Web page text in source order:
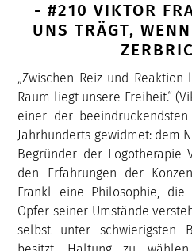
- #210 VIKTOR
UNS TRÄGT,
„Zwischen Reiz und
Raum liegt unsere Freiheit.“
einer der
Jahrhunderts gewidmet: dem
Begründer der Logotherapie
den Erfahrungen der
Frankl eine Philosophie,
Opfer seiner Umstände
selbst unter schwierigsten